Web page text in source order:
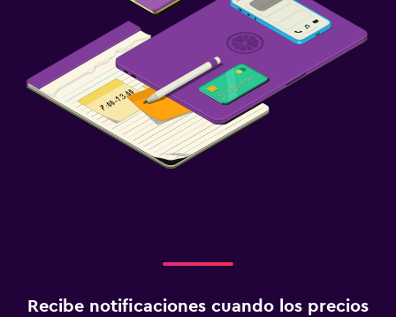
Recibe notificaciones cuando los precios